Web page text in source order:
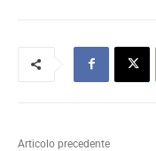
Articolo precedente